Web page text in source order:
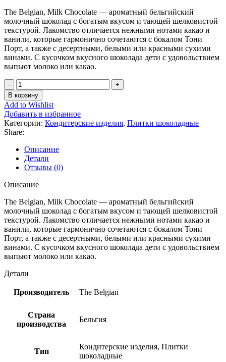
The Belgian, Milk Chocolate — ароматный бельгийский
молочный шоколад с богатым вкусом и тающей шелковистой
текстурой. Лакомство отличается нежными нотами какао и
ванили, которые гармонично сочетаются с бокалом Тони
Порт, а также с десертными, белыми или красными сухими
винами. С кусочком вкусного шоколада дети с удовольствием
выпьют молоко или какао.
Количество
товара
The
Belgian
100
гр.
Шоколад
молочный
В корзину
Add to Wishlist
Добавить в избранное
Категории: Кондитерские изделия, Плитки шоколадные
Share:
Описание
Детали
Отзывы (0)
Описание
The Belgian, Milk Chocolate — ароматный бельгийский
молочный шоколад с богатым вкусом и тающей шелковистой
текстурой. Лакомство отличается нежными нотами какао и
ванили, которые гармонично сочетаются с бокалом Тони
Порт, а также с десертными, белыми или красными сухими
винами. С кусочком вкусного шоколада дети с удовольствием
выпьют молоко или какао.
Детали
Производитель The Belgian
Страна
производства
Бельгия
Тип
Кондитерские изделия, Плитки
шоколадные